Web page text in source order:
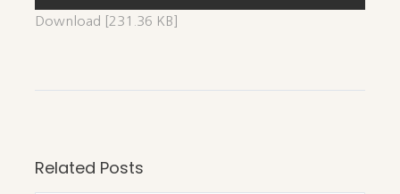
Download [231.36 KB]
Related Posts